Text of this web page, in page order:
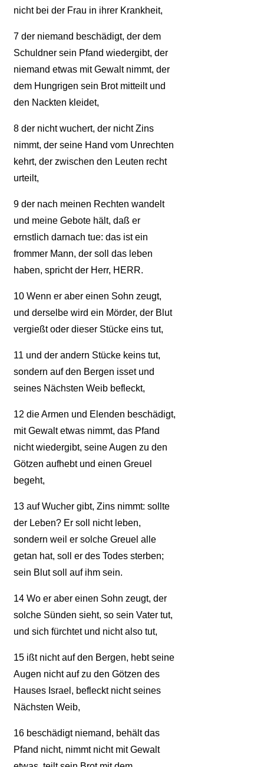
nicht bei der Frau in ihrer Krankheit,
7der niemand beschädigt, der dem
Schuldner sein Pfand wiedergibt, der
niemand etwas mit Gewalt nimmt, der
dem Hungrigen sein Brot mitteilt und
den Nackten kleidet,
8der nicht wuchert, der nicht Zins
nimmt, der seine Hand vom Unrechten
kehrt, der zwischen den Leuten recht
urteilt,
9der nach meinen Rechten wandelt
und meine Gebote hält, daß er
ernstlich darnach tue: das ist ein
frommer Mann, der soll das leben
haben, spricht der Herr, HERR.
10Wenn er aber einen Sohn zeugt,
und derselbe wird ein Mörder, der Blut
vergießt oder dieser Stücke eins tut,
11 und der andern Stücke keins tut,
sondern auf den Bergen isset und
seines Nächsten Weib befleckt,
12 die Armen und Elenden beschädigt,
mit Gewalt etwas nimmt, das Pfand
nicht wiedergibt, seine Augen zu den
Götzen aufhebt und einen Greuel
begeht,
13auf Wucher gibt, Zins nimmt: sollte
der Leben? Er soll nicht leben,
sondern weil er solche Greuel alle
getan hat, soll er des Todes sterben;
sein Blut soll auf ihm sein.
14Wo er aber einen Sohn zeugt, der
solche Sünden sieht, so sein Vater tut,
und sich fürchtet und nicht also tut,
15ißt nicht auf den Bergen, hebt seine
Augen nicht auf zu den Götzen des
Hauses Israel, befleckt nicht seines
Nächsten Weib,
16beschädigt niemand, behält das
Pfand nicht, nimmt nicht mit Gewalt